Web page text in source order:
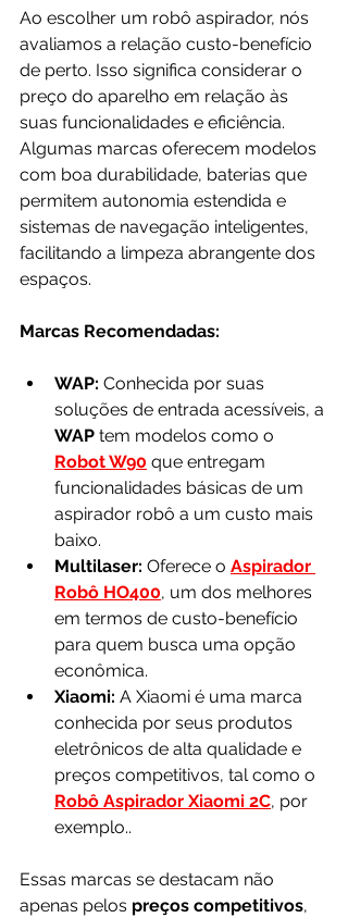
Ao escolher um robô aspirador, nós
avaliamos a relação custo-benefício
de perto. Isso significa considerar o
preço do aparelho em relação às
suas funcionalidades e eficiência.
Algumas marcas oferecem modelos
com boa durabilidade, baterias que
permitem autonomia estendida e
sistemas de navegação inteligentes,
facilitando a limpeza abrangente dos
espaços.
Marcas Recomendadas:
WAP: Conhecida por suas
soluções de entrada acessíveis, a
WAP tem modelos como o
Robot W90 que entregam
funcionalidades básicas de um
aspirador robô a um custo mais
baixo.
Multilaser: Oferece o Aspirador
Robô HO400, um dos melhores
em termos de custo-benefício
para quem busca uma opção
econômica.
Xiaomi: A Xiaomi é uma marca
conhecida por seus produtos
eletrônicos de alta qualidade e
preços competitivos, tal como o
Robô Aspirador Xiaomi 2C, por
exemplo..
Essas marcas se destacam não
apenas pelos preços competitivos,